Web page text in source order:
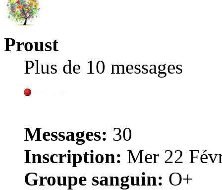
Proust
Plus de 10 messages
Messages: 30
Inscription: Mer 22
Groupe sanguin: O+